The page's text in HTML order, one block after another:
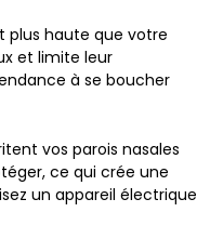
plus haute que votre
et limite leur
à se boucher
vos parois nasales
ce qui crée une
un appareil électrique